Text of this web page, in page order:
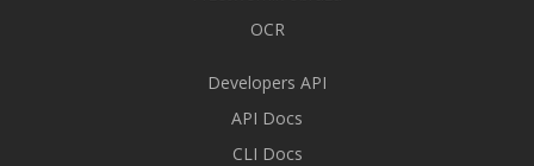
OCR
Developers API
API Docs
CLI Docs